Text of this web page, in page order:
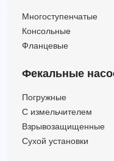
Многоступенчатые
Консольные
Фланцевые
Фекальные
Погружные
C измельчителем
Взрывозащищенные
Сухой установки